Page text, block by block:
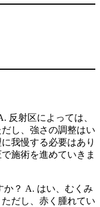
反射区によっては、
し、強さの調整はい
我慢する必要はあり
施術を進めていきま
か？ A. はい、むくみ
だし、赤く腫れてい